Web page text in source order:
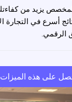
يزيد من
أسرع في التجارة
الرقمي.
على هذه الميزات